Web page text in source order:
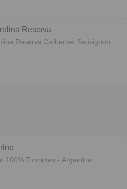
Reserva
Reserva Carbernet Sauvignon
100% Torrontes - Argentina